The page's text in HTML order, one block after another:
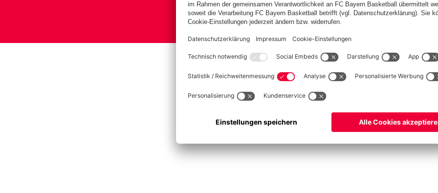
Basketball Frauen Handball Schach Schiedsrichter Seniorenfußball
Impressum Datenschutz Nutzungsbedingungen Barrierefreiheit